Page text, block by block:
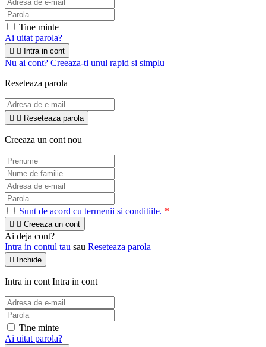
Tine minte
Ai uitat parola?
  Intra in cont
Nu ai cont? Creeaza-ti unul rapid si simplu
Reseteaza parola
  Reseteaza parola
Creeaza un cont nou
Sunt de acord cu termenii si conditiile. *
  Creeaza un cont
Ai deja cont?
Intra in contul tau sau Reseteaza parola
 Inchide
Intra in cont Intra in cont
Tine minte
Ai uitat parola?